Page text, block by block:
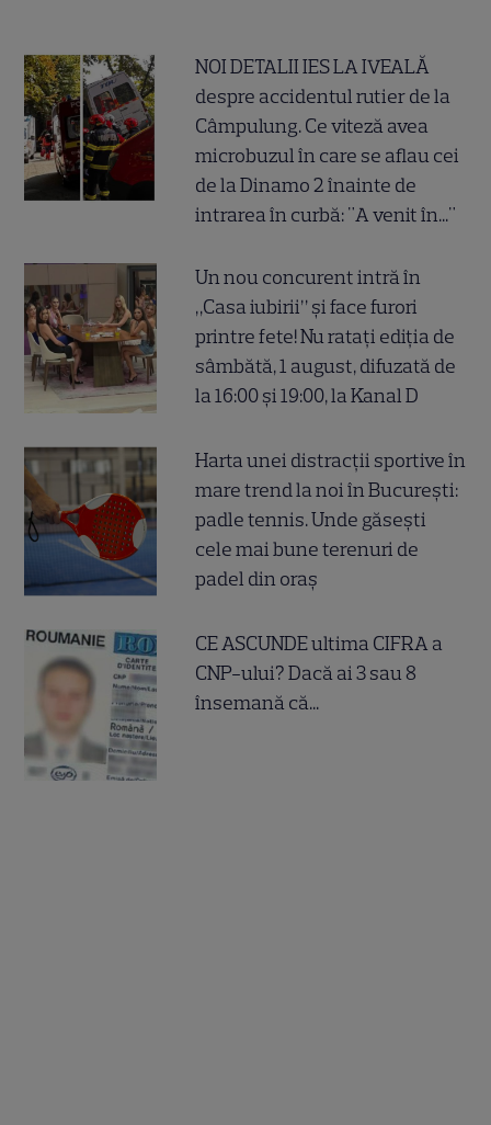
NOI DETALII IES LA IVEALĂ
despre accidentul rutier de la
Câmpulung. Ce viteză avea
microbuzul în care se aflau cei
de la Dinamo 2 înainte de
intrarea în curbă: "A venit în..."
Un nou concurent intră în
„Casa iubirii” și face furori
printre fete! Nu ratați ediția de
sâmbătă, 1 august, difuzată de
la 16:00 și 19:00, la Kanal D
Harta unei distracții sportive în
mare trend la noi în București:
padle tennis. Unde găsești
cele mai bune terenuri de
padel din oraș
CE ASCUNDE ultima CIFRA a
CNP-ului? Dacă ai 3 sau 8
însemană că...